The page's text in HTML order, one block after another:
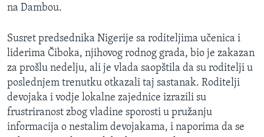
na Dambou.
Susret predsednika Nigerije sa roditeljima učenica i
liderima Čiboka, njihovog rodnog grada, bio je zakazan
za prošlu nedelju, ali je vlada saopštila da su roditelji u
poslednjem trenutku otkazali taj sastanak. Roditelji
devojaka i vodje lokalne zajednice izrazili su
frustriranost zbog vladine sporosti u pružanju
informacija o nestalim devojakama, i naporima da se